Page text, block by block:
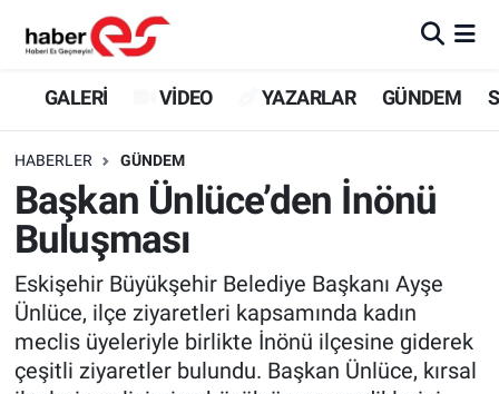
GALERİ VİDEO YAZARLAR GÜNDEM
HABERLER GÜNDEM
Başkan Ünlüce’den İnönü
Buluşması
Eskişehir Büyükşehir Belediye Başkanı Ayşe
Ünlüce, ilçe ziyaretleri kapsamında kadın
meclis üyeleriyle birlikte İnönü ilçesine giderek
çeşitli ziyaretler bulundu. Başkan Ünlüce, kırsal
GALERİ
YAZARLAR
GÜNDEM
SİYASET
TEKNOLOJİ
Eskişehir Nöbetçi Eczaneler
Eskişehir Trafik Yoğunluk Haritası
Süper Lig Puan Durumu ve Fikstür
Tüm Manşetler
Son Dakika Haberleri